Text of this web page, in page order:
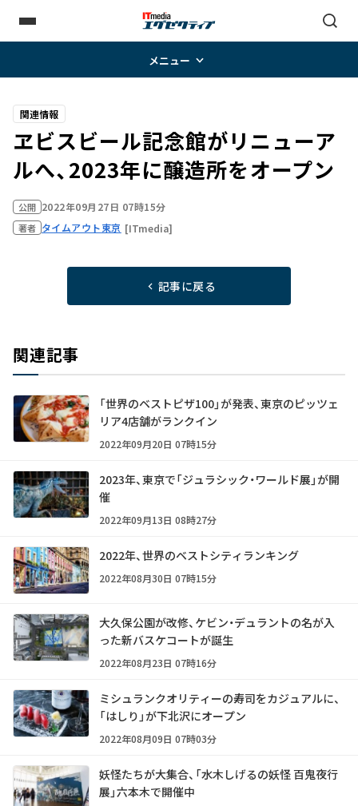
メニュー
関連情報
ヱビスビール記念館がリニューア
ルへ、2023年に醸造所をオープン
公開 2022年09月27日 07時15分
著者 タイムアウト東京 [ITmedia]
記事に戻る
関連記事
「世界のベストピザ100」が発表、東京のピッツェ
リア4店舗がランクイン
2022年09月20日 07時15分
2023年、東京で「ジュラシック・ワールド展」が開
催
2022年09月13日 08時27分
2022年、世界のベストシティランキング
2022年08月30日 07時15分
大久保公園が改修、ケビン・デュラントの名が入
った新バスケコートが誕生
2022年08月23日 07時16分
ミシュランクオリティーの寿司をカジュアルに、
「はしり」が下北沢にオープン
2022年08月09日 07時03分
妖怪たちが大集合、「水木しげるの妖怪 百鬼夜行
展」六本木で開催中